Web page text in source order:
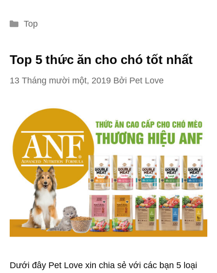
Danh
Top
Top 5 thức ăn cho chó tốt nhất
13 Tháng mười một, 2019 Bởi Pet Love
Dưới đây Pet Love xin chia sẻ với các bạn 5 loại